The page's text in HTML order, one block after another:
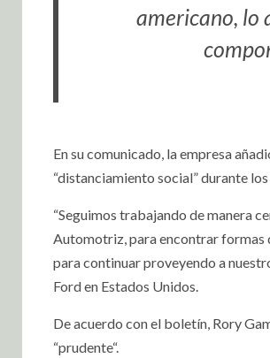
americano, lo
En su comunicado, la empresa
“distanciamiento social” durante
“Seguimos trabajando de manera
Automotriz, para encontrar formas
para continuar proveyendo a
Ford en Estados Unidos.
De acuerdo con el boletín, Rory
“prudente“.